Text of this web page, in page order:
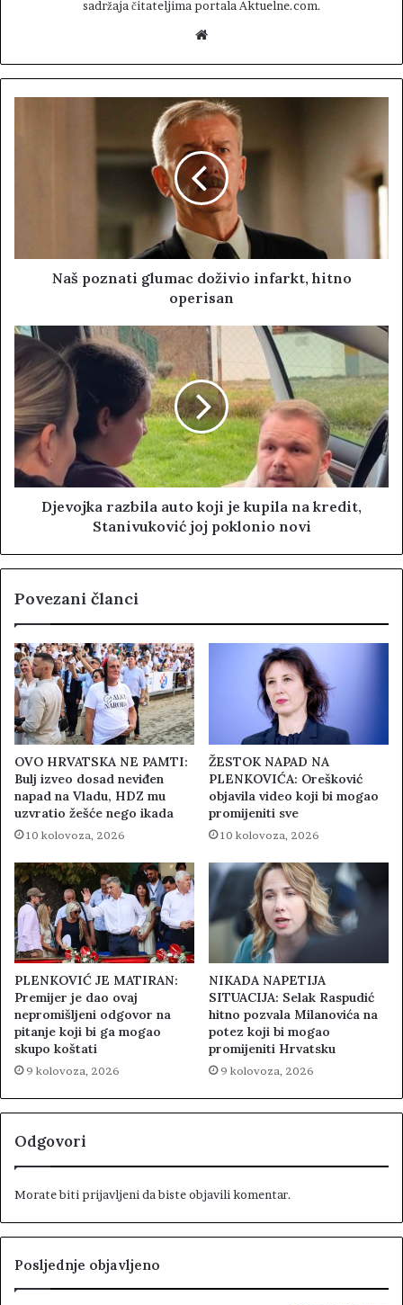
sadržaja čitateljima portala Aktuelne.com.
b
s
i
t
e
Naš poznati glumac doživio infarkt, hitno
operisan
Djevojka razbila auto koji je kupila na kredit,
Stanivuković joj poklonio novi
Povezani članci
OVO HRVATSKA NE PAMTI:
Bulj izveo dosad neviđen
napad na Vladu, HDZ mu
uzvratio žešće nego ikada
10 kolovoza, 2026
ŽESTOK NAPAD NA
PLENKOVIĆA: Orešković
objavila video koji bi mogao
promijeniti sve
10 kolovoza, 2026
PLENKOVIĆ JE MATIRAN:
Premijer je dao ovaj
nepromišljeni odgovor na
pitanje koji bi ga mogao
skupo koštati
9 kolovoza, 2026
NIKADA NAPETIJA
SITUACIJA: Selak Raspudić
hitno pozvala Milanovića na
potez koji bi mogao
promijeniti Hrvatsku
9 kolovoza, 2026
Odgovori
Morate bitiprijavljenida biste objavili komentar.
Posljednje objavljeno